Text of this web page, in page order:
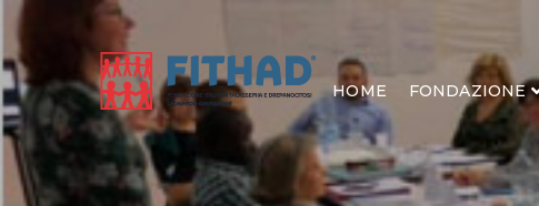
HOME FONDAZIONE